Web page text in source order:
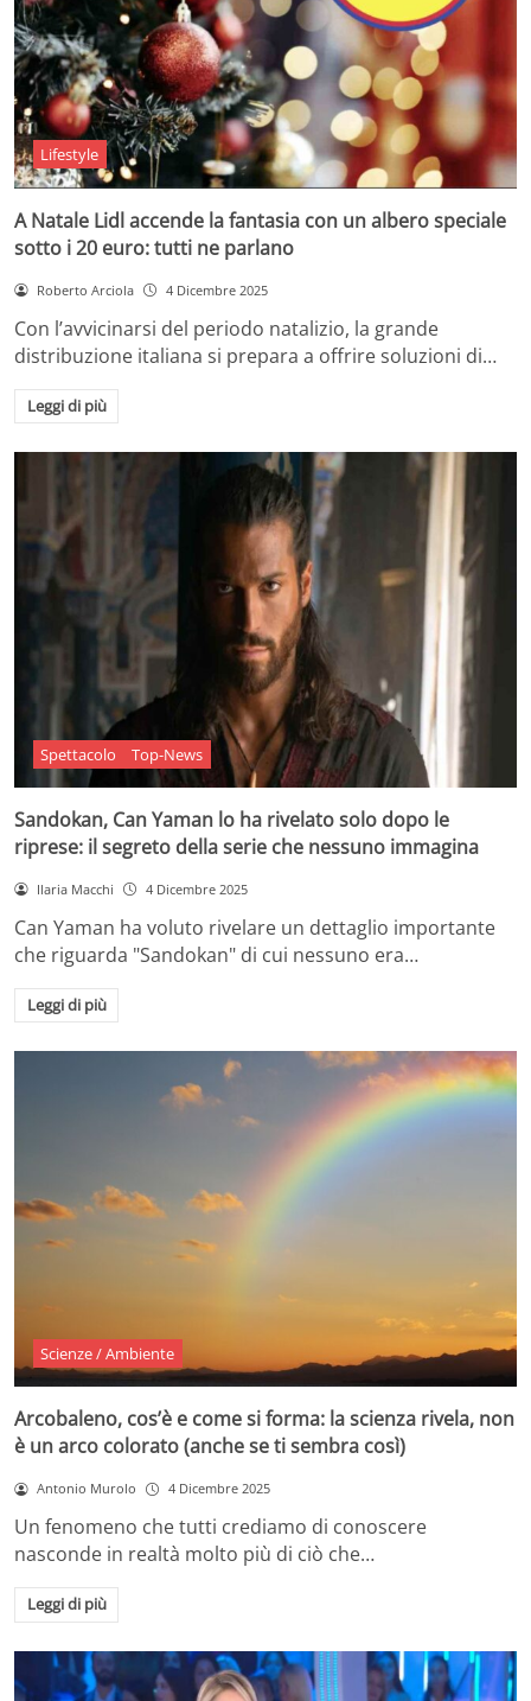
Lifestyle
A Natale Lidl accende la fantasia con un albero speciale
sotto i 20 euro: tutti ne parlano
Roberto Arciola 4 Dicembre 2025
Con l’avvicinarsi del periodo natalizio, la grande
distribuzione italiana si prepara a offrire soluzioni di…
Leggi di più
Spettacolo Top-News
Sandokan, Can Yaman lo ha rivelato solo dopo le
riprese: il segreto della serie che nessuno immagina
Ilaria Macchi 4 Dicembre 2025
Can Yaman ha voluto rivelare un dettaglio importante
che riguarda "Sandokan" di cui nessuno era…
Leggi di più
Scienze / Ambiente
Arcobaleno, cos’è e come si forma: la scienza rivela, non
è un arco colorato (anche se ti sembra così)
Antonio Murolo 4 Dicembre 2025
Un fenomeno che tutti crediamo di conoscere
nasconde in realtà molto più di ciò che…
Leggi di più